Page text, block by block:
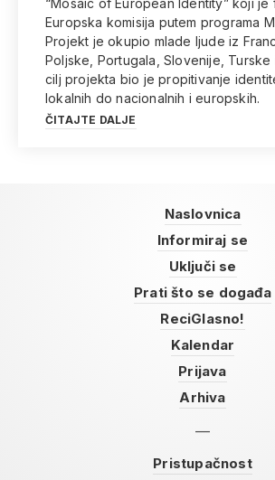
“Mosaic of European Identity” koji je
Europska komisija putem programa
Projekt je okupio mlade ljude iz
Poljske, Portugala, Slovenije, Turske
cilj projekta bio je propitivanje
lokalnih do nacionalnih i europskih.
ČITAJTE DALJE
Naslovnica
Informiraj se
Uključi se
Prati što se događa
ReciGlasno!
Kalendar
Prijava
Arhiva
Pristupačnost